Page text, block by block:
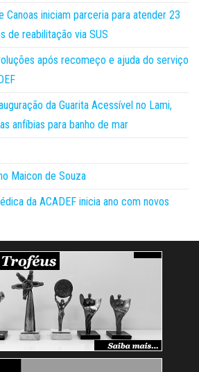
Canoas iniciam parceria para atender 23
de reabilitação via SUS
após recomeço e ajuda do serviço
da Guarita Acessível no Lami,
anfíbias para banho de mar
Maicon de Souza
da ACADEF inicia ano com novos